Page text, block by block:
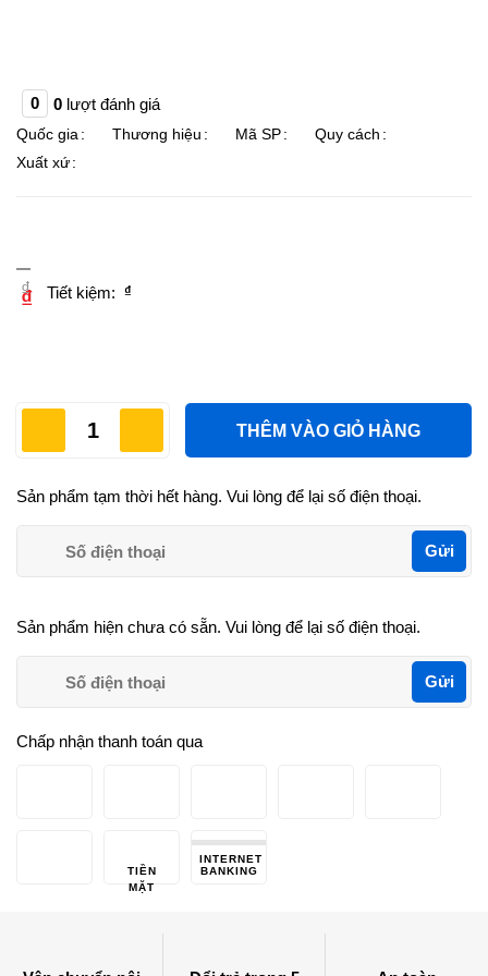
0 0 lượt đánh giá
Quốc gia Thương hiệu Mã SP
Quy cách
Xuất xứ
THÊM VÀO GIỎ HÀNG
Sản phẩm tạm thời hết hàng. Vui lòng để lại số điện thoại.
Gửi
Sản phẩm hiện chưa có sẵn. Vui lòng để lại số điện thoại.
Gửi
Chấp nhận thanh toán qua
TIỀN
MẶT
INTERNET
BANKING